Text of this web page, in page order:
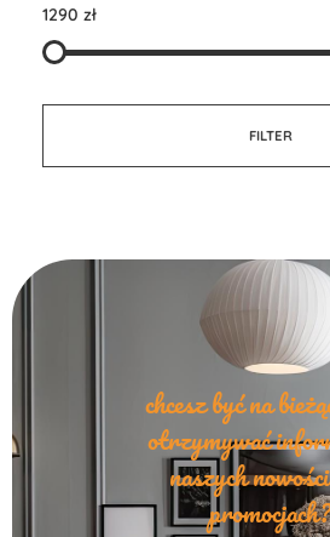
1290 zł
FILTER
chcesz być na
otrzymywać
naszych